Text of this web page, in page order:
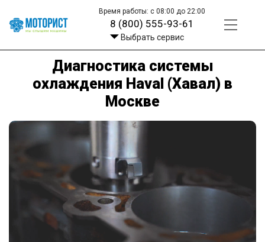
Время работы: с 08:00 до 22:00
8 (800) 555-93-61
Выбрать сервис
Диагностика системы
охлаждения Haval (Хавал) в
Москве